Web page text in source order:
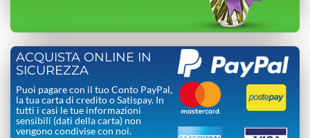
ACQUISTA ONLINE IN
SICUREZZA
Puoi pagare con il tuo Conto PayPal,
la tua carta di credito o Satispay. In
tutti i casi le tue informazioni
sensibili (dati della carta) non
vengono condivise con noi.